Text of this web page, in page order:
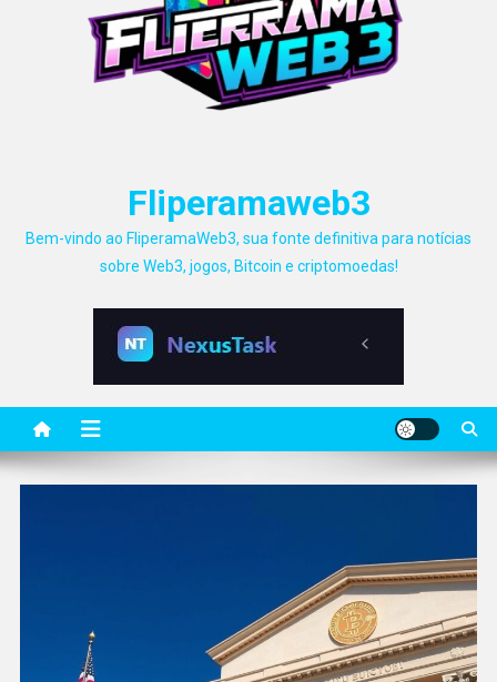
Fliperamaweb3
Bem-vindo ao FliperamaWeb3, sua fonte definitiva para notícias
sobre Web3, jogos, Bitcoin e criptomoedas!